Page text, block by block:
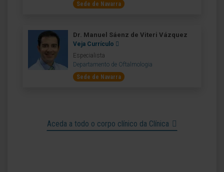
Sede de Navarra
Dr. Manuel Sáenz de Viteri Vázquez
Veja Currículo
Especialista
Departamento de Oftalmologia
Sede de Navarra
Aceda a todo o corpo clínico da Clínica